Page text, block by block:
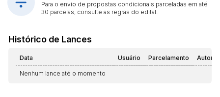
Para o envio de propostas condicionais parceladas em até
30 parcelas, consulte as regras do edital.
Histórico de Lances
Data Usuário Parcelamento
Nenhum lance até o momento